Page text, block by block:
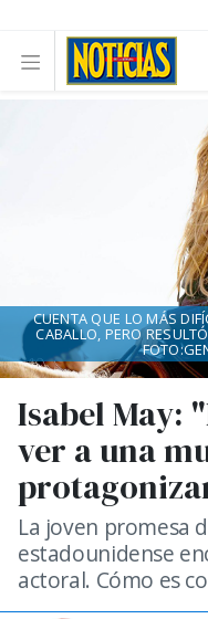
Isabel May:
ver a una
La joven promesa
estadounidense
actoral. Cómo es
CUENTA QUE LO MÁS
CABALLO, PERO